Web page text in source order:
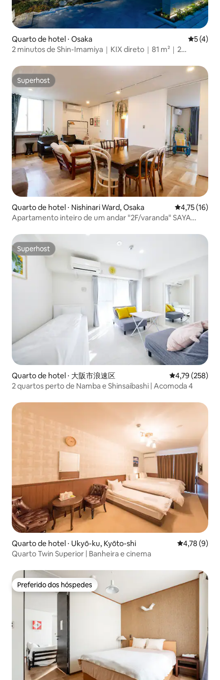
Quarto de hotel ⋅ Osaka 5 de
5 (4)
2 minutos de Shin-Imamiya｜KIX direto｜81 m²｜2
Superhost
Superhost
Quarto de hotel ⋅ Nishinari Ward, Osaka 4,75 de uma
4,75 (16)
Apartamento inteiro de um andar "2F/varanda" SAYA
Superhost
Superhost
Quarto de hotel ⋅ 大阪市浪速区 4,79 de uma
4,79 (258)
2 quartos perto de Namba e Shinsaibashi | Acomoda 4
Quarto de hotel ⋅ Ukyō-ku, Kyōto-shi 4,78 de
4,78 (9)
Quarto Twin Superior | Banheira e cinema
Preferido dos hóspedes
Preferido dos hóspedes